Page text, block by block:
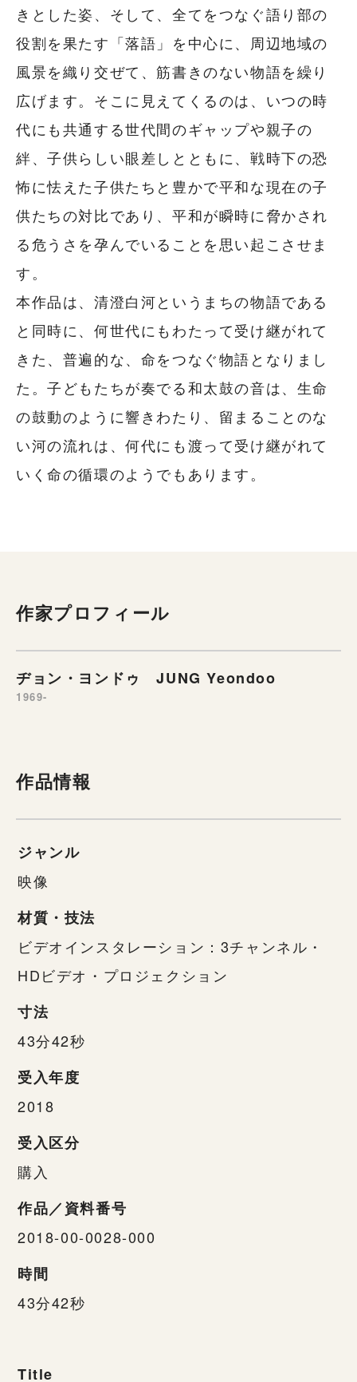
きとした姿、そして、全てをつなぐ語り部の
役割を果たす「落語」を中心に、周辺地域の
風景を織り交ぜて、筋書きのない物語を繰り
広げます。そこに見えてくるのは、いつの時
代にも共通する世代間のギャップや親子の
絆、子供らしい眼差しとともに、戦時下の恐
怖に怯えた子供たちと豊かで平和な現在の子
供たちの対比であり、平和が瞬時に脅かされ
る危うさを孕んでいることを思い起こさせま
す。
本作品は、清澄白河というまちの物語である
と同時に、何世代にもわたって受け継がれて
きた、普遍的な、命をつなぐ物語となりまし
た。子どもたちが奏でる和太鼓の音は、生命
の鼓動のように響きわたり、留まることのな
い河の流れは、何代にも渡って受け継がれて
いく命の循環のようでもあります。
作家プロフィール
ヂョン・ヨンドゥ JUNG Yeondoo
1969-
作品情報
ジャンル
映像
材質・技法
ビデオインスタレーション：3チャンネル・
HDビデオ・プロジェクション
寸法
43分42秒
受入年度
2018
受入区分
購入
作品／資料番号
2018-00-0028-000
時間
43分42秒
Title